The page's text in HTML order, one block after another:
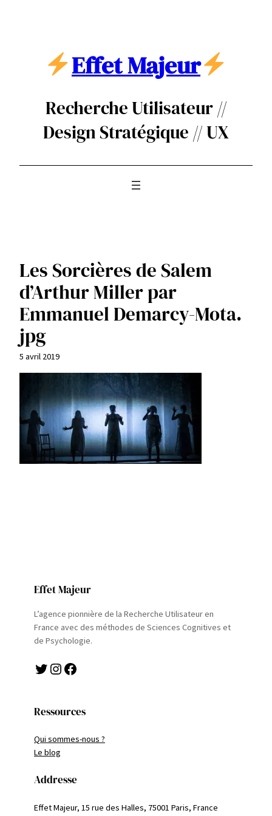
Effet Majeur
Recherche Utilisateur //
Design Stratégique // UX
Les Sorcières de Salem
d’Arthur Miller par
Emmanuel Demarcy-Mota.
jpg
5 avril 2019
Effet Majeur
L’agence pionnière de la Recherche Utilisateur en
France avec des méthodes de Sciences Cognitives et
de Psychologie.
Twitter Instagram Facebook
Ressources
Qui sommes-nous ?
Le blog
Addresse
Effet Majeur, 15 rue des Halles, 75001 Paris, France